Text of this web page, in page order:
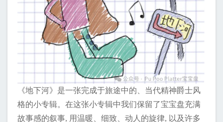
《地下河》是一张完成于旅途中的、当代精神爵士风
格的小专辑。在这张小专辑中我们保留了宝宝盘充满
故事感的叙事, 用温暖、细致、动人的旋律, 以及许多